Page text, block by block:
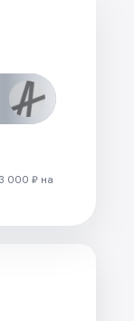
3 000 ₽ на